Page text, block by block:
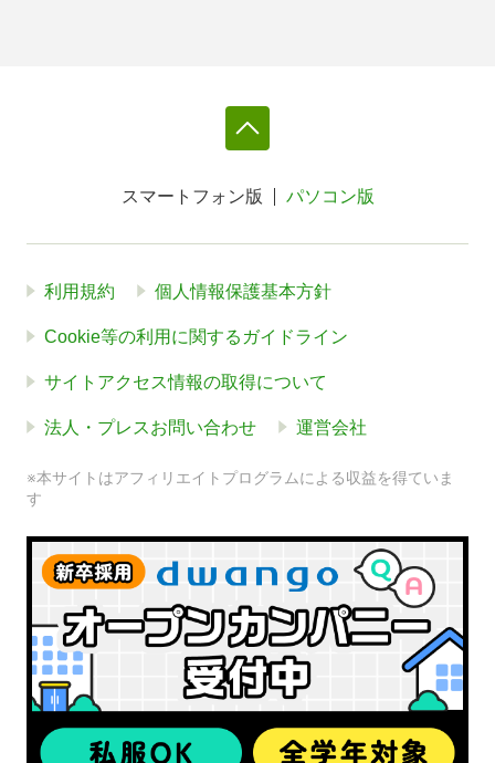
スマートフォン版 パソコン版
利用規約 個人情報保護基本方針
Cookie等の利用に関するガイドライン
サイトアクセス情報の取得について
法人・プレスお問い合わせ 運営会社
※本サイトはアフィリエイトプログラムによる収益を得ていま
す